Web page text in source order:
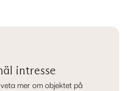
intresse
mer om objektet på